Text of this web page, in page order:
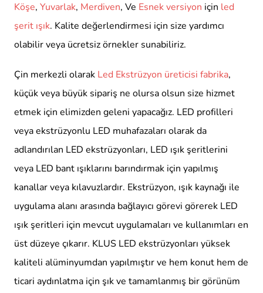
Köşe, Yuvarlak, Merdiven, Ve Esnek versiyon için led
şerit ışık. Kalite değerlendirmesi için size yardımcı
olabilir veya ücretsiz örnekler sunabiliriz.
Çin merkezli olarak Led Ekstrüzyon üreticisi fabrika,
küçük veya büyük sipariş ne olursa olsun size hizmet
etmek için elimizden geleni yapacağız. LED profilleri
veya ekstrüzyonlu LED muhafazaları olarak da
adlandırılan LED ekstrüzyonları, LED ışık şeritlerini
veya LED bant ışıklarını barındırmak için yapılmış
kanallar veya kılavuzlardır. Ekstrüzyon, ışık kaynağı ile
uygulama alanı arasında bağlayıcı görevi görerek LED
ışık şeritleri için mevcut uygulamaları ve kullanımları en
üst düzeye çıkarır. KLUS LED ekstrüzyonları yüksek
kaliteli alüminyumdan yapılmıştır ve hem konut hem de
ticari aydınlatma için şık ve tamamlanmış bir görünüm